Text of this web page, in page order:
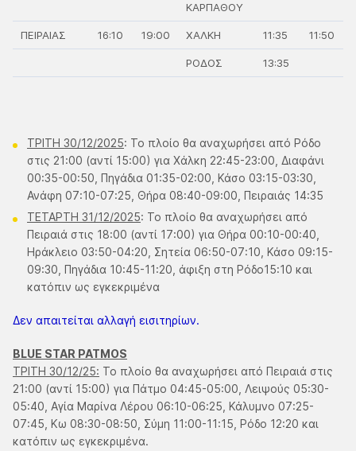
ΚΑΡΠΑΘΟΥ
ΠΕΙΡΑΙΑΣ 16:10 19:00 ΧΑΛΚΗ 11:35 11:50
ΡΟΔΟΣ 13:35
ΤΡΙΤΗ 30/12/2025: Το πλοίο θα αναχωρήσει από Ρόδο
στις 21:00 (αντί 15:00) για Χάλκη 22:45-23:00, Διαφάνι
00:35-00:50, Πηγάδια 01:35-02:00, Κάσο 03:15-03:30,
Ανάφη 07:10-07:25, Θήρα 08:40-09:00, Πειραιάς 14:35
ΤΕΤΑΡΤΗ 31/12/2025: Το πλοίο θα αναχωρήσει από
Πειραιά στις 18:00 (αντί 17:00) για Θήρα 00:10-00:40,
Ηράκλειο 03:50-04:20, Σητεία 06:50-07:10, Κάσο 09:15-
09:30, Πηγάδια 10:45-11:20, άφιξη στη Ρόδο15:10 και
κατόπιν ως εγκεκριμένα
Δεν απαιτείται αλλαγή εισιτηρίων.
BLUE STAR PATMOS
ΤΡΙΤΗ 30/12/25: Το πλοίο θα αναχωρήσει από Πειραιά στις
21:00 (αντί 15:00) για Πάτμο 04:45-05:00, Λειψούς 05:30-
05:40, Αγία Μαρίνα Λέρου 06:10-06:25, Κάλυμνο 07:25-
07:45, Κω 08:30-08:50, Σύμη 11:00-11:15, Ρόδο 12:20 και
κατόπιν ως εγκεκριμένα.